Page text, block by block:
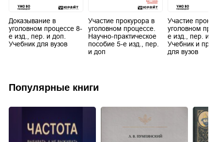
Доказывание в
уголовном процессе 8-
е изд., пер. и доп.
Учебник для вузов
Участие прокурора в
уголовном процессе.
Научно-практическое
пособие 5-е изд., пер.
и доп
Участие
уголовном
е изд., пер. и
Учебник и
для вузов
Популярные книги